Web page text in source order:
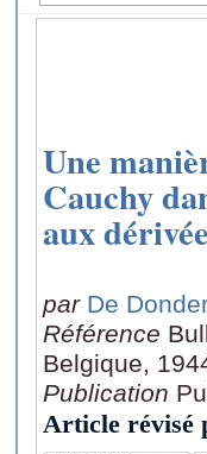
Une
Cauchy
aux
par De
Référence
Belgique,
Publication
Article révisé